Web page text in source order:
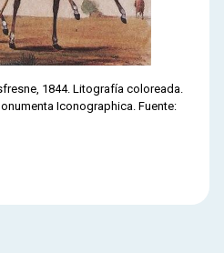
1844. Litografía coloreada.
Iconographica. Fuente: